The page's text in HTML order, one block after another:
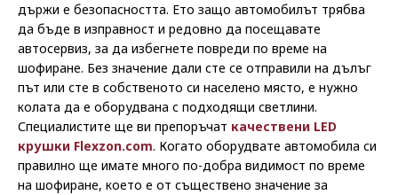
държи е безопасността. Ето защо автомобилът трябва
да бъде в изправност и редовно да посещавате
автосервиз, за да избегнете повреди по време на
шофиране. Без значение дали сте се отправили на дълъг
път или сте в собственото си населено място, е нужно
колата да е оборудвана с подходящи светлини.
Специалистите ще ви препоръчат качествени LED
крушки Flexzon.com. Когато оборудвате автомобила си
правилно ще имате много по-добра видимост по време
на шофиране, което е от съществено значение за